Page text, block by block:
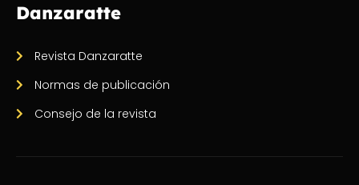
Danzaratte
Revista Danzaratte
Normas de publicación
Consejo de la revista